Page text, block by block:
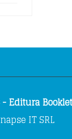
Editura
IT SRL